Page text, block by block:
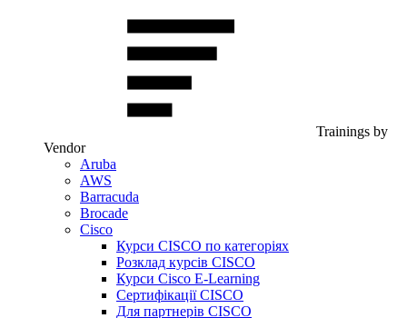
Trainings by
Vendor
Aruba
AWS
Barracuda
Brocade
Cisco
Курси CISCO по категоріях
Розклад курсів CISCO
Курси Cisco E-Learning
Сертифікації CISCO
Для партнерів CISCO